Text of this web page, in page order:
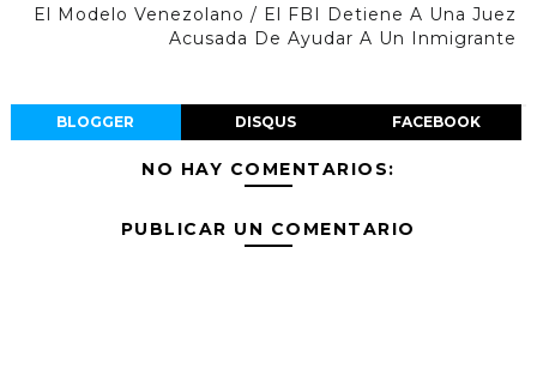
El Modelo Venezolano / El FBI Detiene A Una Juez
Acusada De Ayudar A Un Inmigrante
BLOGGER DISQUS FACEBOOK
NO HAY COMENTARIOS:
PUBLICAR UN COMENTARIO